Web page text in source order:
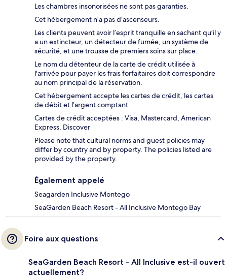
Les chambres insonorisées ne sont pas garanties.
Cet hébergement n’a pas d’ascenseurs.
Les clients peuvent avoir l’esprit tranquille en sachant qu’il y
a un extincteur, un détecteur de fumée, un système de
sécurité, et une trousse de premiers soins sur place.
Le nom du détenteur de la carte de crédit utilisée à
l'arrivée pour payer les frais forfaitaires doit correspondre
au nom principal de la réservation.
Cet hébergement accepte les cartes de crédit, les cartes
de débit et l’argent comptant.
Cartes de crédit acceptées : Visa, Mastercard, American
Express, Discover
Please note that cultural norms and guest policies may
differ by country and by property. The policies listed are
provided by the property.
Également appelé
Seagarden Inclusive Montego
SeaGarden Beach Resort - All Inclusive Montego Bay
Foire aux questions
SeaGarden Beach Resort - All Inclusive est-il ouvert
actuellement?